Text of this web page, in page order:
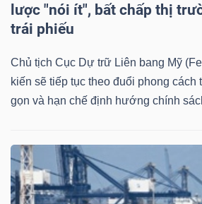
lược "nói ít", bất chấp thị
trái phiếu
Chủ tịch Cục Dự trữ Liên bang Mỹ
kiến sẽ tiếp tục theo đuổi phong cách
gọn và hạn chế định hướng chính
NGHỆ
THÔNG
VỤ
TRUYỀN
THÔNG